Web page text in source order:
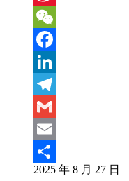
Sina
Weibo
WeChat
Facebook
LinkedIn
Telegram
Gmail
Email
分
2025 年 8 月 27 日